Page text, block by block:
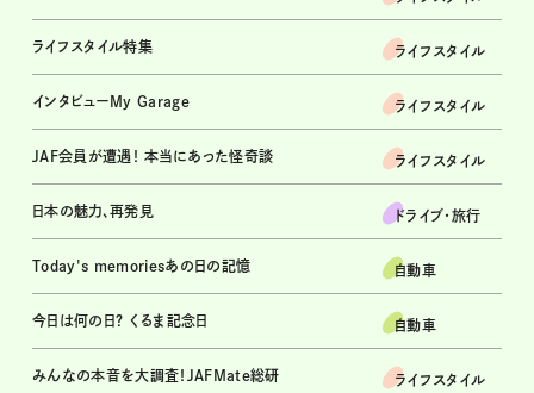
ライフスタイル特集 ライフスタイル
インタビューMy Garage ライフスタイル
JAF会員が遭遇！ 本当にあった怪奇談 ライフスタイル
日本の魅力、再発見 ドライブ･旅行
Today's memoriesあの日の記憶 自動車
今日は何の日？ くるま記念日 自動車
みんなの本音を大調査！JAFMate総研 ライフスタイル